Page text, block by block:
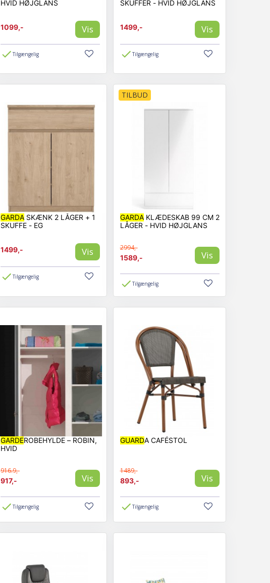
HVID HØJGLANS
1099,- Vis
Tilgængelig
SKUFFER - HVID HØJGLANS
1499,- Vis
Tilgængelig
GARDA SKÆNK 2 LÅGER + 1
SKUFFE - EG
1499,- Vis
Tilgængelig
TILBUD
GARDAKLÆDESKAB 99 CM 2
LÅGER - HVID HØJGLANS
2994,-
1589,-
Vis
Tilgængelig
GARDEROBEHYLDE – ROBIN,
HVID
916.9,-
917,-
Vis
Tilgængelig
GUARDA CAFÉSTOL
1489,-
893,-
Vis
Tilgængelig